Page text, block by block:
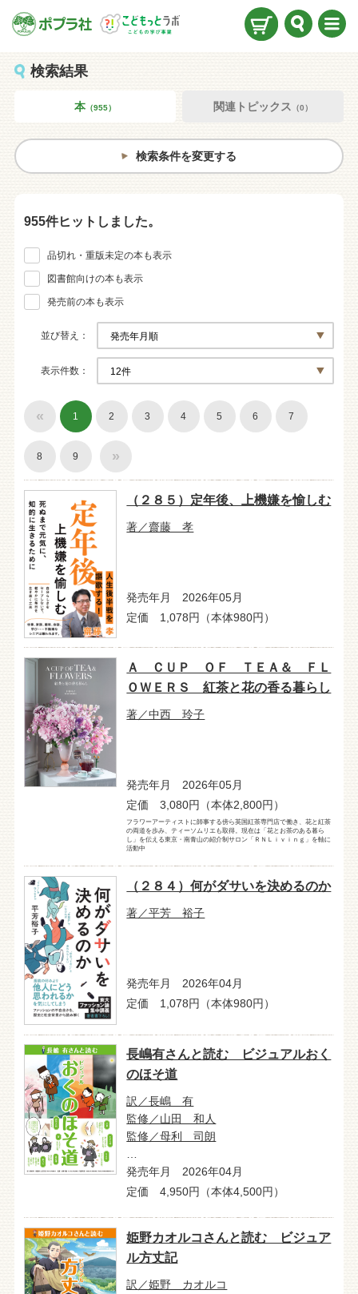
検索結果
本（955） 関連トピックス （0）
検索条件を変更する
955件ヒットしました。
品切れ・重版未定の本も表示
図書館向けの本も表示
発売前の本も表示
並び替え
表示件数
« 1 2 3 4 5 6 7
8 9 »
（２８５）定年後、上機嫌を愉しむ
著／齋藤 孝
発売年月 2026年05月
定価 1,078円（本体980円）
Ａ ＣＵＰ ＯＦ ＴＥＡ＆ ＦＬ
ＯＷＥＲＳ 紅茶と花の香る暮らし
著／中西 玲子
発売年月 2026年05月
定価 3,080円（本体2,800円）
フラワーアーティストに師事する傍ら英国紅茶専門店で働き、花と紅茶
の両道を歩み、ティーソムリエも取得。現在は「花とお茶のある暮ら
し」を伝える東京・南青山の紹介制サロン「ＲＮＬｉｖｉｎｇ」を軸に
活動中
（２８４）何がダサいを決めるのか
著／平芳 裕子
発売年月 2026年04月
定価 1,078円（本体980円）
長嶋有さんと読む ビジュアルおく
のほそ道
訳／長嶋 有
監修／山田 和人
監修／母利 司朗
発売年月 2026年04月
定価 4,950円（本体4,500円）
姫野カオルコさんと読む ビジュア
ル方丈記
訳／姫野 カオルコ